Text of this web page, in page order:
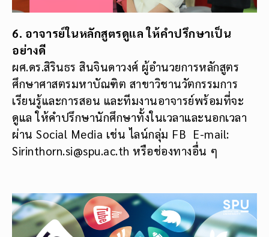
6. อาจารย์ในหลักสูตรดูแล ให้คำปรึกษาเป็น
อย่างดี
ผศ.ดร.สิรินธร สินจินดาวงศ์ ผู้อำนวยการหลักสูตร
ศึกษาศาสตรมหาบัณฑิต สาขาวิชานวัตกรรมการ
เรียนรู้และการสอน และทีมงานอาจารย์พร้อมที่จะ
ดูแล ให้คำปรึกษานักศึกษาทั้งในเวลาและนอกเวลา
ผ่าน Social Media เช่น ไลน์กลุ่ม FB E-mail:
Sirinthorn.si@spu.ac.th หรือช่องทางอื่น ๆ